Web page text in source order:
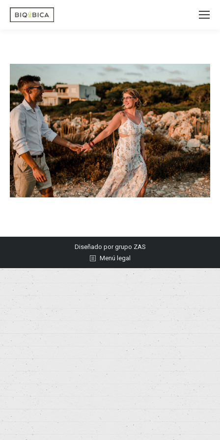
Diseñado porgrupo ZAS
Menú legal